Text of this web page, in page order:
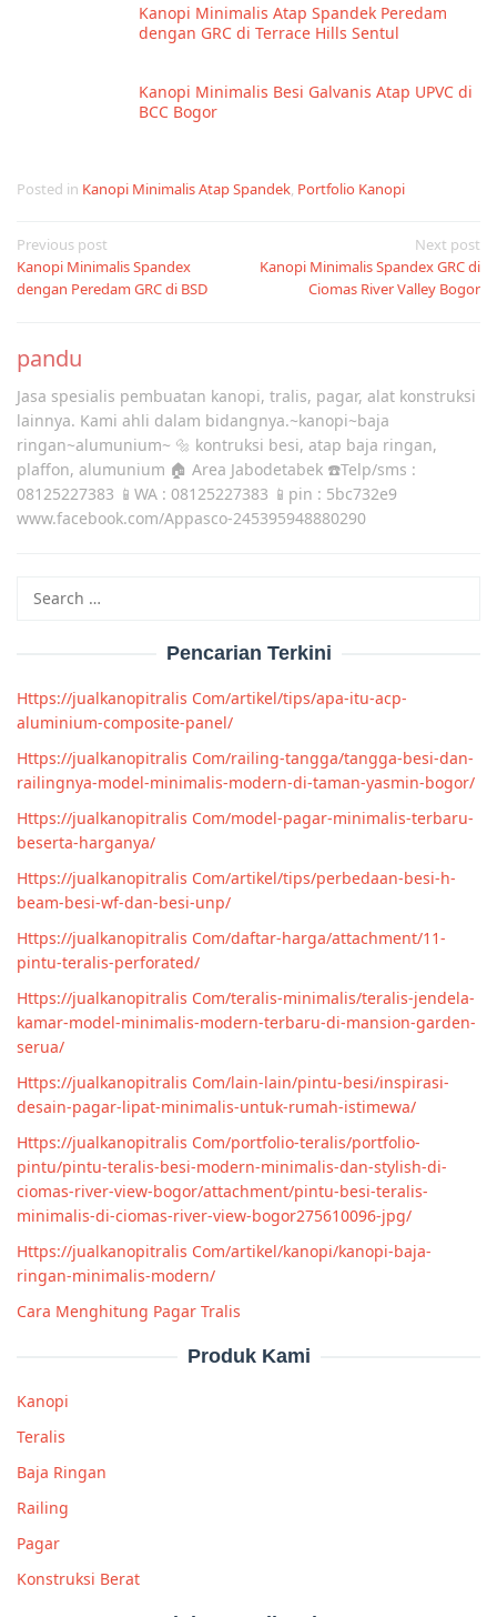
Kanopi Minimalis Atap Spandek Peredam
dengan GRC di Terrace Hills Sentul
Kanopi Minimalis Besi Galvanis Atap UPVC di
BCC Bogor
Posted in Kanopi Minimalis Atap Spandek, Portfolio Kanopi
Post
navigation
Previous post
Kanopi Minimalis Spandex
dengan Peredam GRC di BSD
Next post
Kanopi Minimalis Spandex GRC di
Ciomas River Valley Bogor
pandu
Jasa spesialis pembuatan kanopi, tralis, pagar, alat konstruksi
lainnya. Kami ahli dalam bidangnya.~kanopi~baja
ringan~alumunium~ 🔩 kontruksi besi, atap baja ringan,
plaffon, alumunium 🏠 Area Jabodetabek ☎️Telp/sms :
08125227383 📱WA : 08125227383 📱pin : 5bc732e9
www.facebook.com/Appasco-245395948880290
Pencarian Terkini
Https://jualkanopitralis Com/artikel/tips/apa-itu-acp-
aluminium-composite-panel/
Https://jualkanopitralis Com/railing-tangga/tangga-besi-dan-
railingnya-model-minimalis-modern-di-taman-yasmin-bogor/
Https://jualkanopitralis Com/model-pagar-minimalis-terbaru-
beserta-harganya/
Https://jualkanopitralis Com/artikel/tips/perbedaan-besi-h-
beam-besi-wf-dan-besi-unp/
Https://jualkanopitralis Com/daftar-harga/attachment/11-
pintu-teralis-perforated/
Https://jualkanopitralis Com/teralis-minimalis/teralis-jendela-
kamar-model-minimalis-modern-terbaru-di-mansion-garden-
serua/
Https://jualkanopitralis Com/lain-lain/pintu-besi/inspirasi-
desain-pagar-lipat-minimalis-untuk-rumah-istimewa/
Https://jualkanopitralis Com/portfolio-teralis/portfolio-
pintu/pintu-teralis-besi-modern-minimalis-dan-stylish-di-
ciomas-river-view-bogor/attachment/pintu-besi-teralis-
minimalis-di-ciomas-river-view-bogor275610096-jpg/
Https://jualkanopitralis Com/artikel/kanopi/kanopi-baja-
ringan-minimalis-modern/
Cara Menghitung Pagar Tralis
Produk Kami
Kanopi
Teralis
Baja Ringan
Railing
Pagar
Konstruksi Berat